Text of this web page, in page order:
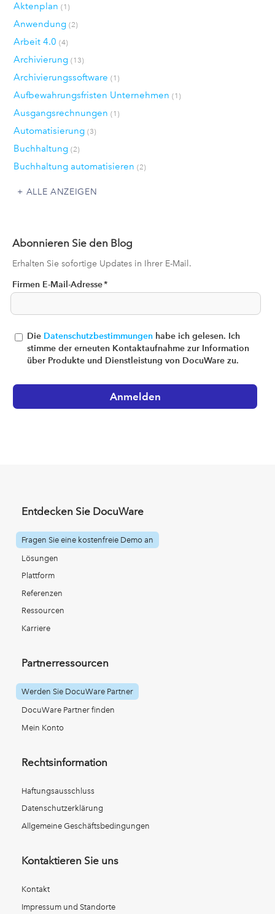
Aktenplan (1)
Anwendung (2)
Arbeit 4.0 (4)
Archivierung (13)
Archivierungssoftware (1)
Aufbewahrungsfristen Unternehmen (1)
Ausgangsrechnungen (1)
Automatisierung (3)
Buchhaltung (2)
Buchhaltung automatisieren (2)
ALLE ANZEIGEN
Abonnieren Sie den Blog
Erhalten Sie sofortige Updates in Ihrer E-Mail.
Firmen E-Mail-Adresse*
Die Datenschutzbestimmungen habe ich gelesen. Ich
stimme der erneuten Kontaktaufnahme zur Information
über Produkte und Dienstleistung von DocuWare zu.
Entdecken Sie DocuWare
Fragen Sie eine kostenfreie Demo an
Lösungen
Plattform
Referenzen
Ressourcen
Karriere
Partnerressourcen
Werden Sie DocuWare Partner
DocuWare Partner finden
Mein Konto
Rechtsinformation
Haftungsausschluss
Datenschutzerklärung
Allgemeine Geschäftsbedingungen
Kontaktieren Sie uns
Kontakt
Impressum und Standorte